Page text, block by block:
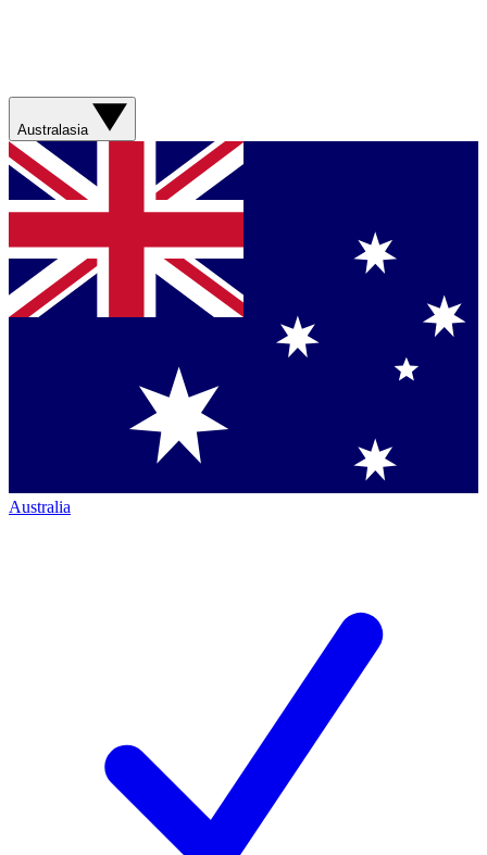
Australasia
Australia